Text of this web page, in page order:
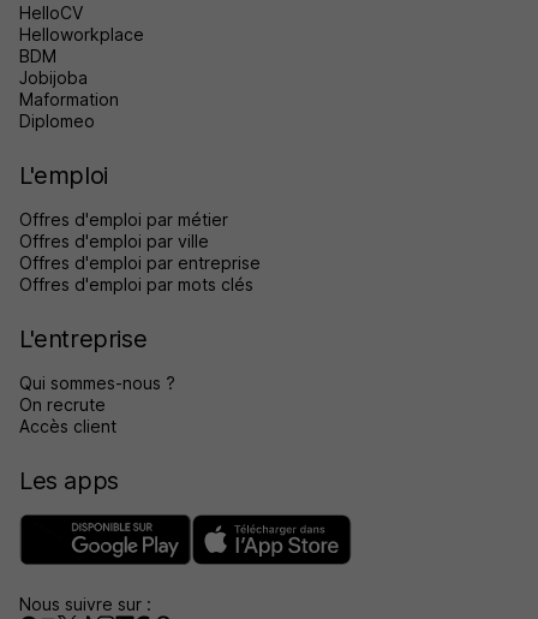
HelloCV
Helloworkplace
BDM
Jobijoba
Maformation
Diplomeo
L'emploi
Offres d'emploi par métier
Offres d'emploi par ville
Offres d'emploi par entreprise
Offres d'emploi par mots clés
L'entreprise
Qui sommes-nous ?
On recrute
Accès client
Les apps
Nous suivre sur :